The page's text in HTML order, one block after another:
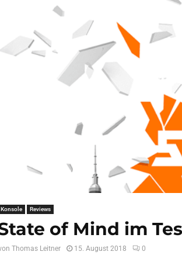
Konsole Reviews
of Mind im
Thomas Leitner 15. August 2018 0